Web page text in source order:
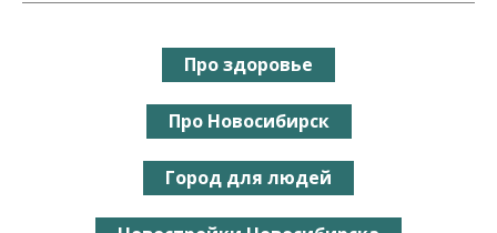
Про здоровье
Про Новосибирск
Город для людей